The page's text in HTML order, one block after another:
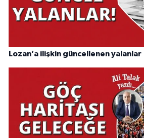
Lozan’a ilişkin güncellenen yalanlar